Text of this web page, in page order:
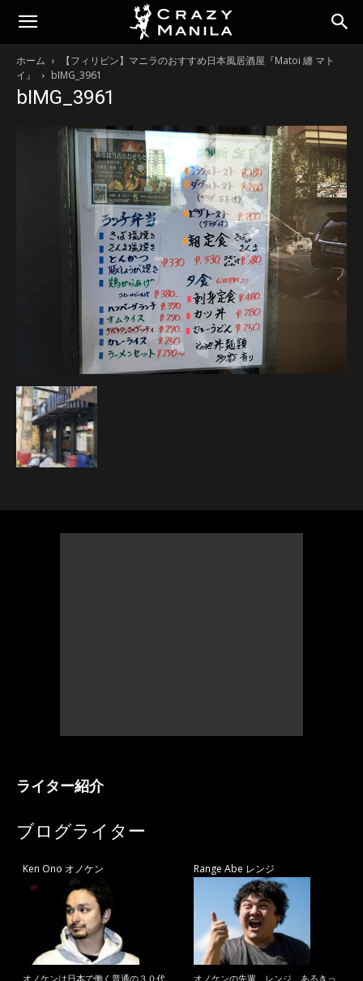
ホーム
【フィリピン】マニラのおすすめ日本風居酒屋『Matoi 纏 マト
イ』
bIMG_3961
bIMG_3961
ライター紹介
ブログライター
Ken Ono オノケン
オノケンは日本で働く普通の３０代
Range Abe レンジ
オノケンの先輩、レンジ。あるきっ